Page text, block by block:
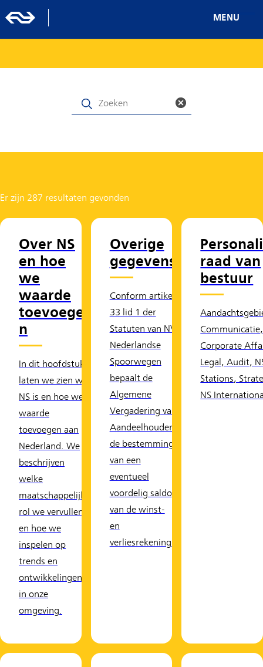
MENU
Er zijn 287 resultaten gevonden
Over NS
en hoe
we
waarde
toevoege
n
In dit hoofdstuk
laten we zien wie
NS is en hoe we
waarde
toevoegen aan
Nederland. We
beschrijven
welke
maatschappelijke
rol we vervullen
en hoe we
inspelen op
trends en
ontwikkelingen
in onze
omgeving.
Overige
gegevens
Conform artikel
33 lid 1 der
Statuten van NV
Nederlandse
Spoorwegen
bepaalt de
Algemene
Vergadering van
Aandeelhouders
de bestemming
van een
eventueel
voordelig saldo
van de winst-
en
verliesrekening.
raad van
bestuur
Communicatie,
Corporate
Legal, Audit,
Stations,
NS